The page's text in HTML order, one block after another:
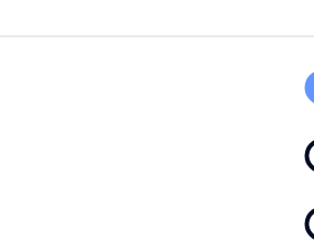
ergriffen und die
personenbezogener Daten